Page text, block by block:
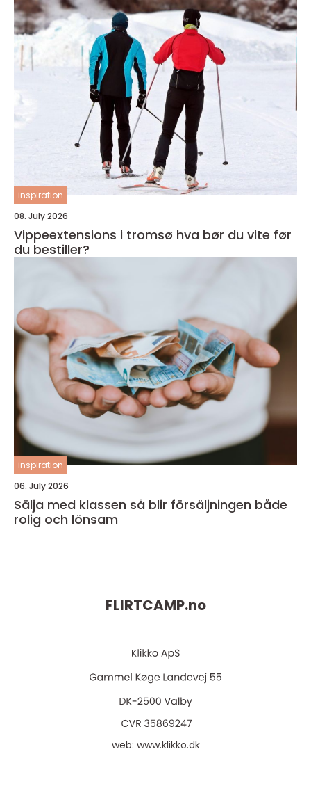
inspiration
08. July 2026
Vippeextensions i tromsø hva bør du vite før
du bestiller?
inspiration
06. July 2026
Sälja med klassen så blir försäljningen både
rolig och lönsam
FLIRTCAMP.no
web: www.klikko.dk